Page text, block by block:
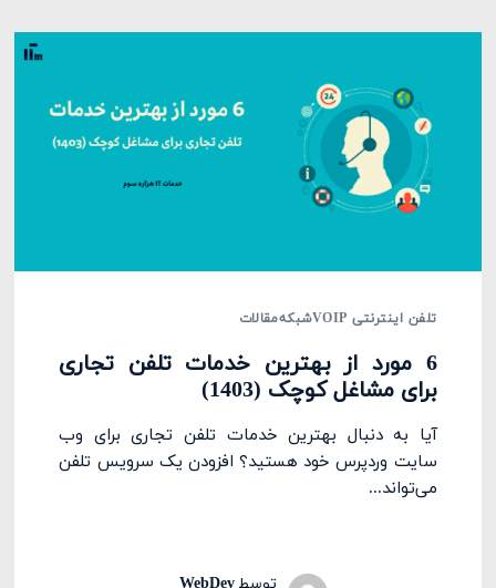
تلفن اینترنتی VOIP شبکهمقالات
6 مورد از بهترین خدمات تلفن تجاری
برای مشاغل کوچک (1403)
آیا به دنبال بهترین خدمات تلفن تجاری برای وب
سایت وردپرس خود هستید؟ افزودن یک سرویس تلفن
می‌تواند...